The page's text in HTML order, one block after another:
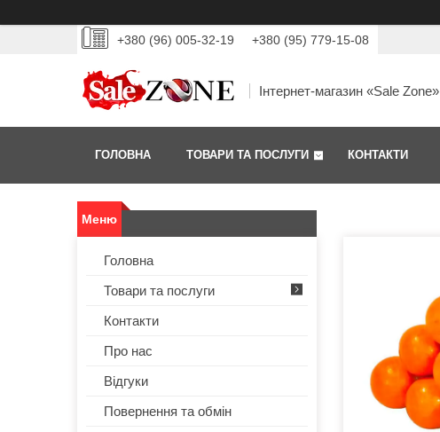
+380 (96) 005-32-19 +380 (95) 779-15-08
Інтернет-магазин «Sale Zone»
ГОЛОВНА ТОВАРИ ТА ПОСЛУГИ КОНТАКТИ
Головна
Товари та послуги
Контакти
Про нас
Відгуки
Повернення та обмін